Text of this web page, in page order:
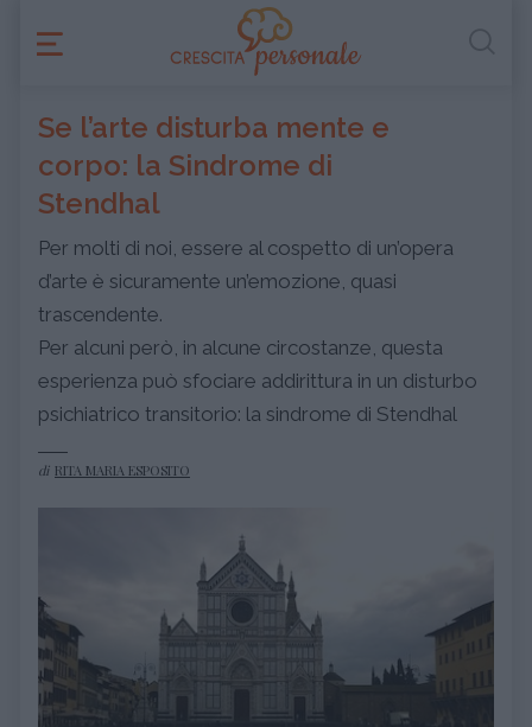
Se l’arte disturba mente e
corpo: la Sindrome di
Stendhal
Per molti di noi, essere al cospetto di un’opera
d’arte è sicuramente un’emozione, quasi
trascendente.
Per alcuni però, in alcune circostanze, questa
esperienza può sfociare addirittura in un disturbo
psichiatrico transitorio: la sindrome di Stendhal
di RITA MARIA ESPOSITO